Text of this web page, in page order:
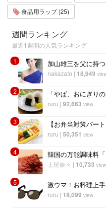
食品用ラップ (25)
週間ランキング
最近1週間の人気ランキング
1
加山雄三を父に持
nakazato | 18,949
2 「やば、おにぎり
ruru | 92,663 view
3 【お弁当対策パー
ruru | 50,351 view
4 韓国の万能調味料
土屋奈々 | 10,733 view
5 激ウマ！お料理上
ruru | 18,099 view